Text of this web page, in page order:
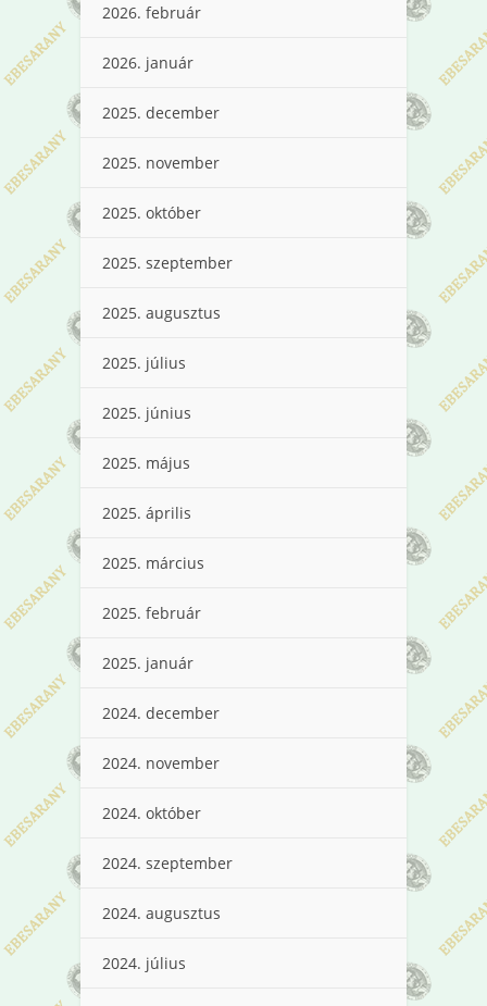
2026. február
2026. január
2025. december
2025. november
2025. október
2025. szeptember
2025. augusztus
2025. július
2025. június
2025. május
2025. április
2025. március
2025. február
2025. január
2024. december
2024. november
2024. október
2024. szeptember
2024. augusztus
2024. július